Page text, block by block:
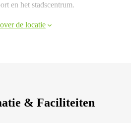
en het stadscentrum.
de locatie
& Faciliteiten